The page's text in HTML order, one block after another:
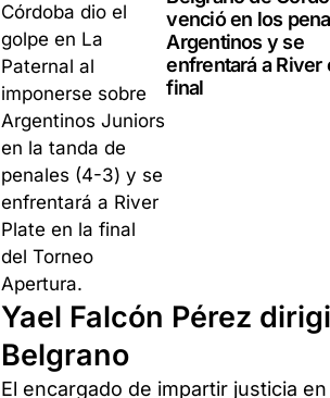
venció en los
Argentinos y se
enfrentará a River
final
Yael Falcón Pérez
Belgrano
El encargado de impartir justicia